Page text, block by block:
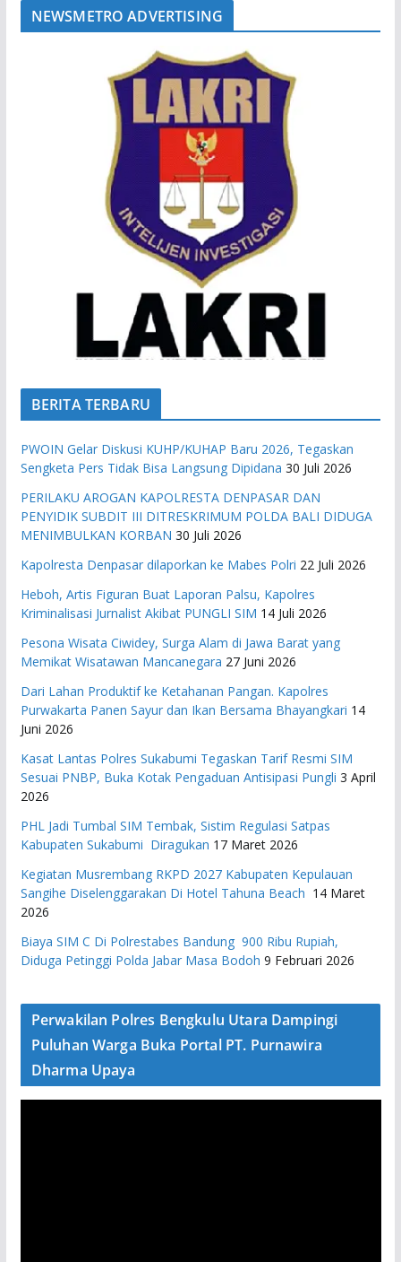
NEWSMETRO ADVERTISING
BERITA TERBARU
PWOIN Gelar Diskusi KUHP/KUHAP Baru 2026, Tegaskan
Sengketa Pers Tidak Bisa Langsung Dipidana 30 Juli 2026
PERILAKU AROGAN KAPOLRESTA DENPASAR DAN
PENYIDIK SUBDIT III DITRESKRIMUM POLDA BALI DIDUGA
MENIMBULKAN KORBAN 30 Juli 2026
Kapolresta Denpasar dilaporkan ke Mabes Polri 22 Juli 2026
Heboh, Artis Figuran Buat Laporan Palsu, Kapolres
Kriminalisasi Jurnalist Akibat PUNGLI SIM 14 Juli 2026
Pesona Wisata Ciwidey, Surga Alam di Jawa Barat yang
Memikat Wisatawan Mancanegara 27 Juni 2026
Dari Lahan Produktif ke Ketahanan Pangan. Kapolres
Purwakarta Panen Sayur dan Ikan Bersama Bhayangkari 14
Juni 2026
Kasat Lantas Polres Sukabumi Tegaskan Tarif Resmi SIM
Sesuai PNBP, Buka Kotak Pengaduan Antisipasi Pungli 3 April
2026
PHL Jadi Tumbal SIM Tembak, Sistim Regulasi Satpas
Kabupaten Sukabumi Diragukan 17 Maret 2026
Kegiatan Musrembang RKPD 2027 ​Kabupaten Kepulauan
Sangihe Diselenggarakan Di Hotel Tahuna Beach 14 Maret
2026
Biaya SIM C Di Polrestabes Bandung 900 Ribu Rupiah,
Diduga Petinggi Polda Jabar Masa Bodoh 9 Februari 2026
Perwakilan Polres Bengkulu Utara Dampingi
Puluhan Warga Buka Portal PT. Purnawira
Dharma Upaya